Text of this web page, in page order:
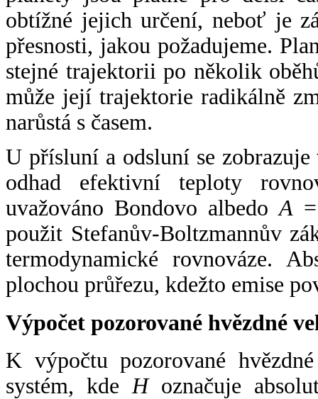
obtížné jejich určení, neboť je
přesnosti, jakou požadujeme.
stejné trajektorii po několik
může její trajektorie radikálně
narůstá s časem.
U přísluní a odsluní se
odhad efektivní teploty
uvažováno Bondovo albedoA
použit Stefanův-Boltzmannův
termodynamické rovnováze.
plochou průřezu, kdežto emise
Výpočet pozorované hvězdné
K výpočtu pozorované
systém, kde Hoznačuje